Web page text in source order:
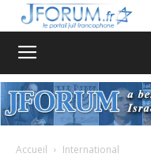
Accueil International